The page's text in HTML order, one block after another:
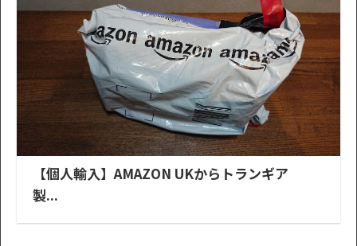
【個人輸入】AMAZON UKからトランギア
製...